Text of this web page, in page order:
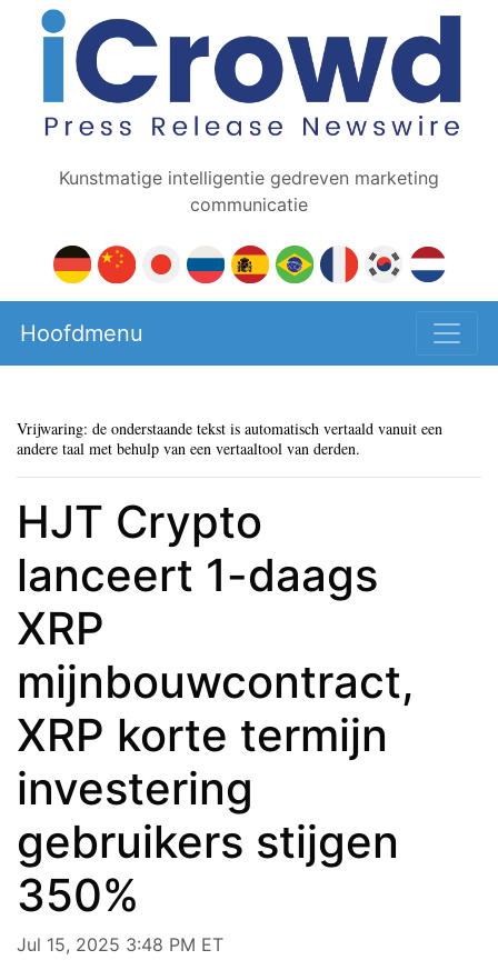
Kunstmatige intelligentie gedreven marketing
communicatie
Hoofdmenu
Vrijwaring: de onderstaande tekst is automatisch vertaald vanuit een
andere taal met behulp van een vertaaltool van derden.
HJT Crypto
lanceert 1-daags
XRP
mijnbouwcontract,
XRP korte termijn
investering
gebruikers stijgen
350%
Jul 15, 2025 3:48 PM ET